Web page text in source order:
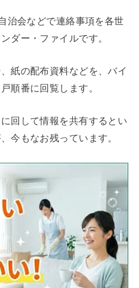
治会などで連絡事項を各世
ダー・ファイルです。
紙の配布資料などを、バイ
順番に回覧します。
回して情報を共有するとい
今もなお残っています。